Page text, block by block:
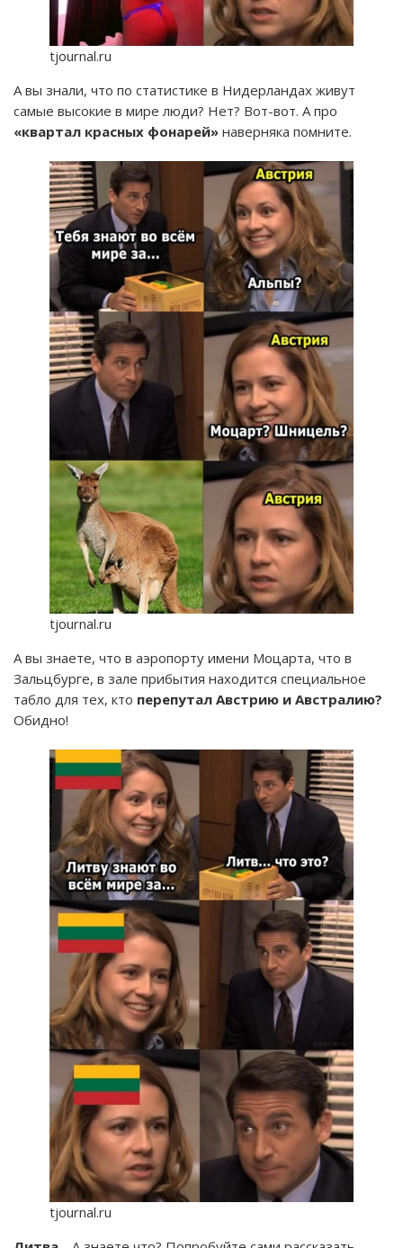
tjournal.ru
А вы знали, что по статистике в Нидерландах живут
самые высокие в мире люди? Нет? Вот-вот. А про
«квартал красных фонарей» наверняка помните.
tjournal.ru
А вы знаете, что в аэропорту имени Моцарта, что в
Зальцбурге, в зале прибытия находится специальное
табло для тех, кто перепутал Австрию и Австралию?
Обидно!
tjournal.ru